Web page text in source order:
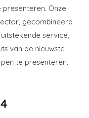
Onze
gecombineerd
service,
van de nieuwste
te presenteren.